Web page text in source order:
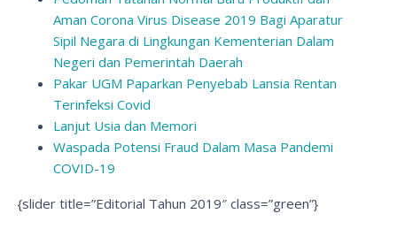
Aman Corona Virus Disease 2019 Bagi Aparatur
Sipil Negara di Lingkungan Kementerian Dalam
Negeri dan Pemerintah Daerah
Pakar UGM Paparkan Penyebab Lansia Rentan
Terinfeksi Covid
Lanjut Usia dan Memori
Waspada Potensi Fraud Dalam Masa Pandemi
COVID-19
{slider title=”Editorial Tahun 2019″ class=”green”}